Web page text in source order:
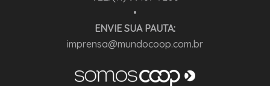
•
ENVIE SUA PAUTA:
imprensa@mundocoop.com.br